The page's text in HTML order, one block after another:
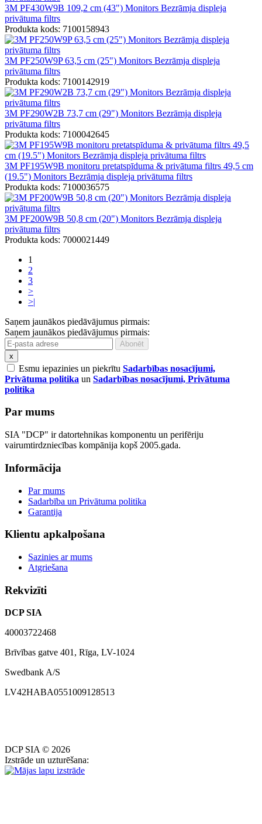
3M PF430W9B 109,2 cm (43") Monitors Bezrāmja displeja
privātuma filtrs
Produkta kods: 7100158943
3M PF250W9P 63,5 cm (25") Monitors Bezrāmja displeja
privātuma filtrs
Produkta kods: 7100142919
3M PF290W2B 73,7 cm (29") Monitors Bezrāmja displeja
privātuma filtrs
Produkta kods: 7100042645
3M PF195W9B monitoru pretatspīduma & privātuma filtrs 49,5 cm
(19.5") Monitors Bezrāmja displeja privātuma filtrs
Produkta kods: 7100036575
3M PF200W9B 50,8 cm (20") Monitors Bezrāmja displeja
privātuma filtrs
Produkta kods: 7000021449
1
2
3
>
>|
Saņem jaunākos piedāvājumus pirmais:
Saņem jaunākos piedāvājumus pirmais:
x
Esmu iepazinies un piekrītu Sadarbības nosacījumi,
Privātuma politika un Sadarbības nosacījumi, Privātuma
politika
Par mums
SIA "DCP" ir datortehnikas komponentu un perifēriju
vairumtirdzniecības kompānija kopš 2005.gada.
Informācija
Par mums
Sadarbība un Privātuma politika
Garantija
Klientu apkalpošana
Sazinies ar mums
Atgriešana
Rekvizīti
DCP SIA
40003722468
Brīvības gatve 401, Rīga, LV-1024
Swedbank A/S
LV42HABA0551009128513
DCP SIA © 2026
Izstrāde un uzturēšana: